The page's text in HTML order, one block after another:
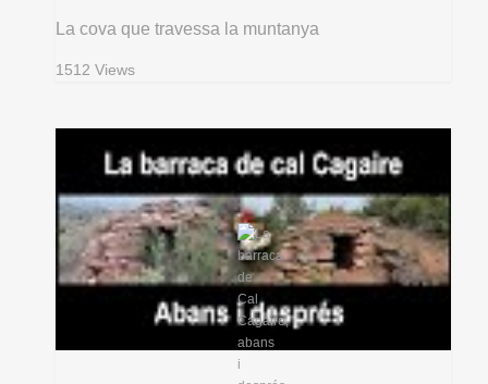
La cova que travessa la muntanya
1512 Views